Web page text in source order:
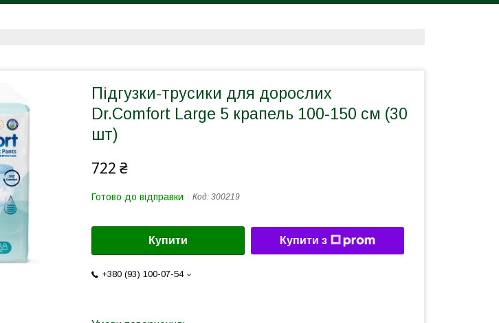
Підгузки-трусики для дорослих
Dr.Comfort Large 5 крапель 100-150 см (30
шт)
722 ₴
Готово до відправки Код: 300219
Купити Купити з
+380 (93) 100-07-54